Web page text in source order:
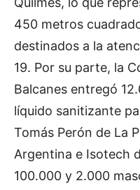
450 metros
destinados a la
19. Por su parte, la
Balcanes entregó
líquido sanitizante
Tomás Perón de La
Argentina e Isotech
100.000 y 2.000